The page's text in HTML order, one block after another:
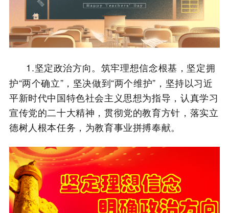
1.坚定政治方向。筑牢理想信念根基，坚定拥
护“两个确立”，坚决做到“两个维护”，坚持以习近
平新时代中国特色社会主义思想为指导，认真学习
宣传党的二十大精神，贯彻党的教育方针，落实立
德树人根本任务，为教育事业拼搏奉献。